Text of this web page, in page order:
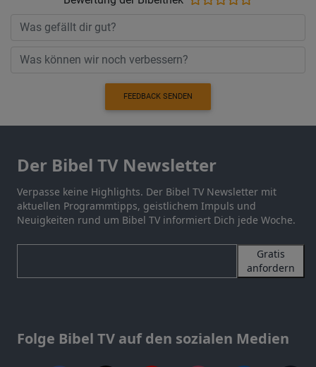
FEEDBACK SENDEN
Der Bibel TV Newsletter
Verpasse keine Highlights. Der Bibel TV Newsletter mit
aktuellen Programmtipps, geistlichem Impuls und
Neuigkeiten rund um Bibel TV informiert Dich jede Woche.
Gratis
anfordern
Folge Bibel TV auf den sozialen Medien